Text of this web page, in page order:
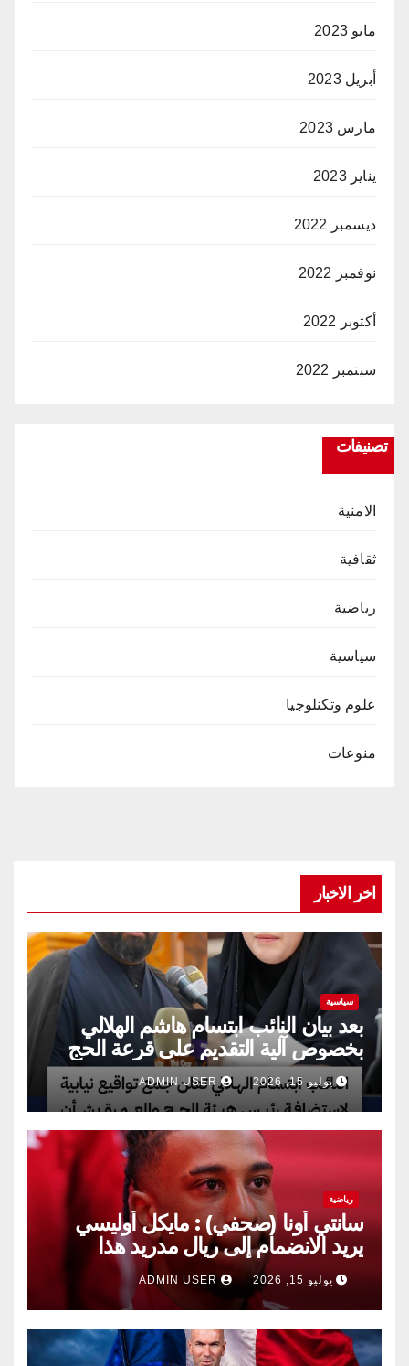
مايو 2023
أبريل 2023
مارس 2023
يناير 2023
ديسمبر 2022
نوفمبر 2022
أكتوبر 2022
سبتمبر 2022
تصنيفات
الامنية
ثقافية
رياضية
سياسية
علوم وتكنلوجيا
منوعات
اخر الاخبار
سياسية
بعد بيان النائب ابتسام هاشم الهلالي
بخصوص آلية التقديم على قرعة الحج
يوليو 15, 2026
رياضية
سانتي أونا (صحفي) : مايكل أوليسي
يريد الانضمام إلى ريال مدريد هذا
الصيف.
يوليو 15, 2026 ADMIN USER